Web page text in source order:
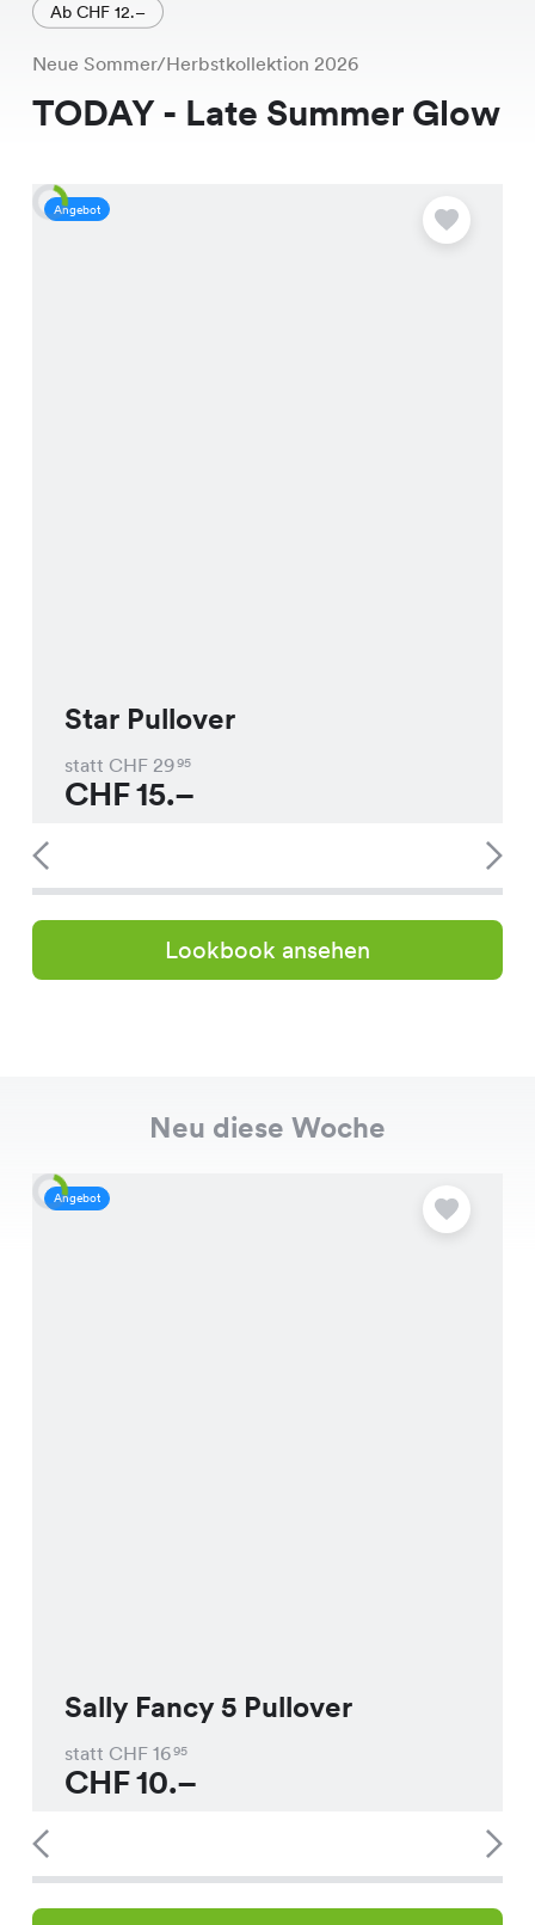
Ab CHF 12.–
Neue Sommer/Herbstkollektion 2026
TODAY - Late Summer Glow
Angebot
Star Pullover
statt CHF 2995
CHF15.–
Lookbook ansehen
Neu diese Woche
Angebot
Sally Fancy 5 Pullover
statt CHF 1695
CHF10.–